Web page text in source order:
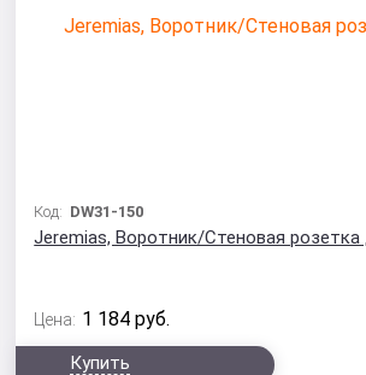
Код: DW31-150
Jeremias, Воротник/Стеновая
Цена: 1 184 руб.
Купить